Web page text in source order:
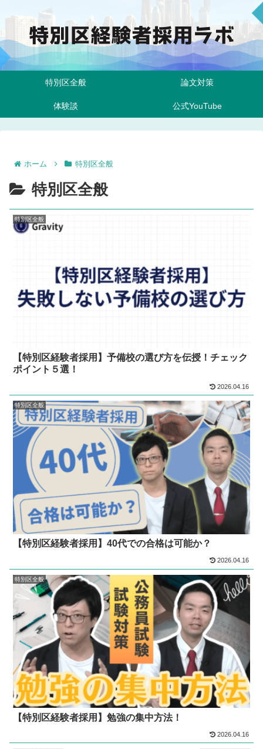
特別区全般 論文対策
体験談 公式YouTube
ホーム 特別区全般
特別区全般
特別区全般
【特別区経験者採用】予備校の選び方を伝授！チェック
ポイント５選！
2026.04.16
特別区全般
【特別区経験者採用】40代での合格は可能か？
2026.04.16
特別区全般
【特別区経験者採用】勉強の集中方法！
2026.04.16